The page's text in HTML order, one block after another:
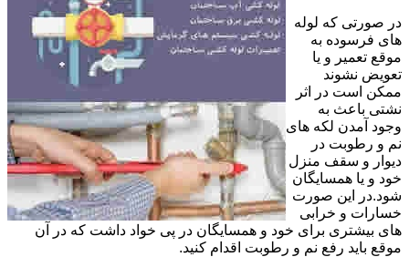
در صورتی که لوله
های فرسوده به
موقع تعمیر و یا
تعویض نشوند
ممکن است در اثر
نشتی باعث به
وجود آمدن لکه های
نم و رطوبت در
دیوار و سقف منزل
خود و یا همسایگان
شود.در این صورت
خسارات و خرابی
های بیشتری برای خود و همسایگان در پی خواد داشت که در آن
موقع باید رفع نم و رطوبت اقدام کنید.